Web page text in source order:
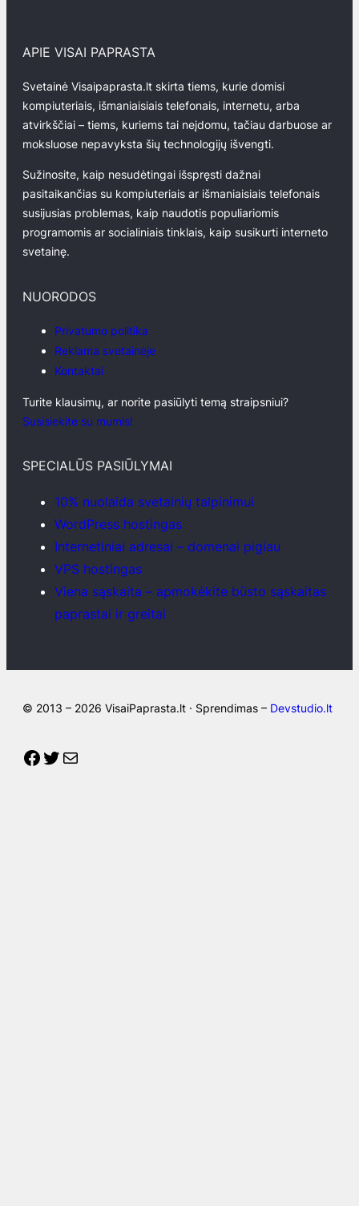
APIE VISAI PAPRASTA
Svetainė Visaipaprasta.lt skirta tiems, kurie domisi
kompiuteriais, išmaniaisiais telefonais, internetu, arba
atvirkščiai – tiems, kuriems tai neįdomu, tačiau darbuose ar
moksluose nepavyksta šių technologijų išvengti.
Sužinosite, kaip nesudėtingai išspręsti dažnai
pasitaikančias su kompiuteriais ar išmaniaisiais telefonais
susijusias problemas, kaip naudotis populiariomis
programomis ar socialiniais tinklais, kaip susikurti interneto
svetainę.
NUORODOS
Privatumo politika
Reklama svetainėje
Kontaktai
Turite klausimų, ar norite pasiūlyti temą straipsniui?
Susisiekite su mumis!
SPECIALŪS PASIŪLYMAI
10% nuolaida svetainių talpinimui
WordPress hostingas
Internetiniai adresai – domenai pigiau
VPS hostingas
Viena sąskaita – apmokėkite būsto sąskaitas
paprastai ir greitai
© 2013 – 2026 VisaiPaprasta.lt · Sprendimas – Devstudio.lt
Facebook
Twitter
Mail